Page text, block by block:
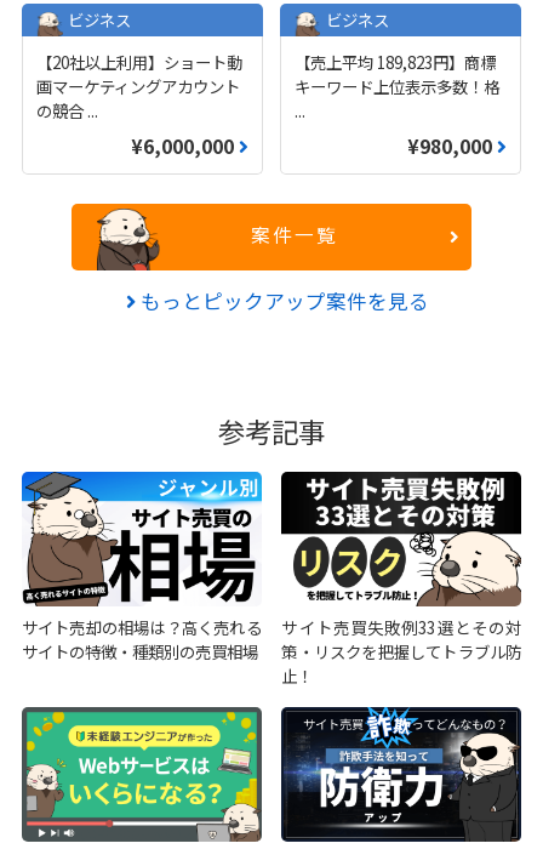
ビジネス
【20社以上利用】ショート動
画マーケティングアカウント
の競合...
¥6,000,000
ビジネス
【売上平均 189,823円】商標
キーワード上位表示多数！格
...
¥980,000
案件一覧
もっとピックアップ案件を見る
参考記事
サイト売却の相場は？高く売れる
サイトの特徴・種類別の売買相場
サイト売買失敗例33選とその対
策・リスクを把握してトラブル防
止！